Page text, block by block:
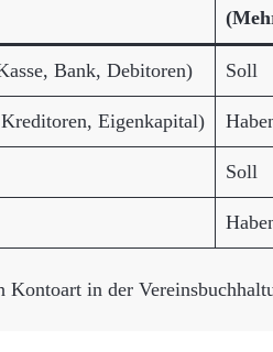
Bank, Debitoren) Soll
Eigenkapital)
Soll
Kontoart in der